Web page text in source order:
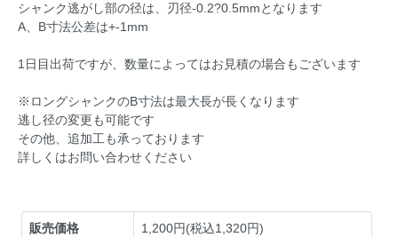
シャンク逃がし部の径は、刃径-0.2?0.5mmとなります
A、B寸法公差は+-1mm
1日目出荷ですが、数量によってはお見積の場合もございます
※ロングシャンクのB寸法は最大長が長くなります
逃し径の変更も可能です
その他、追加工も承っております
詳しくはお問い合わせください
販売価格 1,200円(税込1,320円)